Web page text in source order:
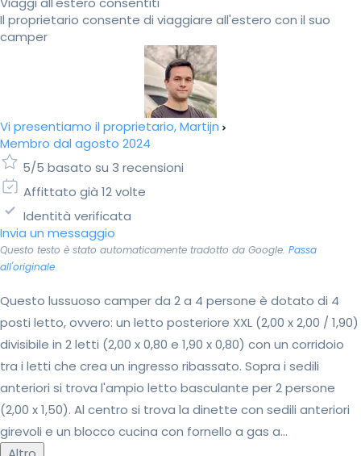
Il proprietario consente di viaggiare all'estero con il suo
camper
Vi presentiamo il proprietario, Martijn
Membro dal agosto 2024
5/5 basato su 3 recensioni
Affittato già 12 volte
Identità verificata
Invia un messaggio
Questo testo è stato automaticamente tradotto da Google. Passa
all'originale
Questo lussuoso camper da 2 a 4 persone è dotato di 4
posti letto, ovvero: un letto posteriore XXL (2,00 x 2,00 / 1,90)
divisibile in 2 letti (2,00 x 0,80 e 1,90 x 0,80) con un corridoio
tra i letti che crea un ingresso ribassato. Sopra i sedili
anteriori si trova l'ampio letto basculante per 2 persone
(2,00 x 1,50). Al centro si trova la dinette con sedili anteriori
girevoli e un blocco cucina con fornello a gas a...